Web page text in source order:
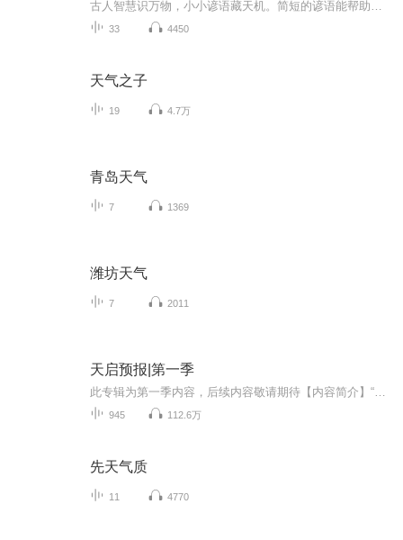
33 4450
天气之子
19 4.7万
青岛天气
7 1369
潍坊天气
7 2011
天启预报|第一季
945 112.6万
先天气质
11 4770